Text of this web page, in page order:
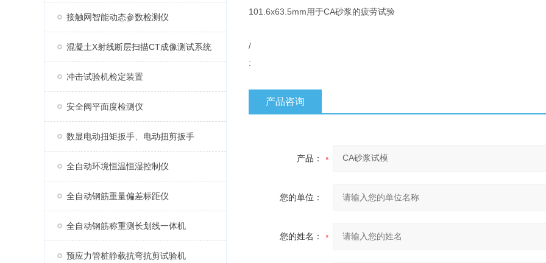
接触网智能动态参数检测仪
混凝土X射线断层扫描CT成像测试系统
冲击试验机检定装置
安全阀平面度检测仪
数显电动扭矩扳手、电动扭剪扳手
全自动环境恒温恒湿控制仪
全自动钢筋重量偏差标距仪
全自动钢筋称重测长划线一体机
预应力管桩静载抗弯抗剪试验机
101.6x63.5mm用于CA砂浆的疲劳试验
/
:
产品咨询
产品：
您的单位：
您的姓名：